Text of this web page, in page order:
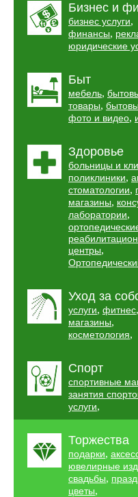
Бизнес и
бизнес услуги,
финансы,
юридические
Быт
мебель,
товары,
фото и видео,
Здоровье
больницы и
поликлиники,
стоматологии,
магазины,
лаборатории,
центры,
Уход за
услуги, фитнес,
магазины,
косметология,
Спорт
спортивные
занятия
услуги,
Торжества
подарки,
ювелирные
свадьбы,
цветы,